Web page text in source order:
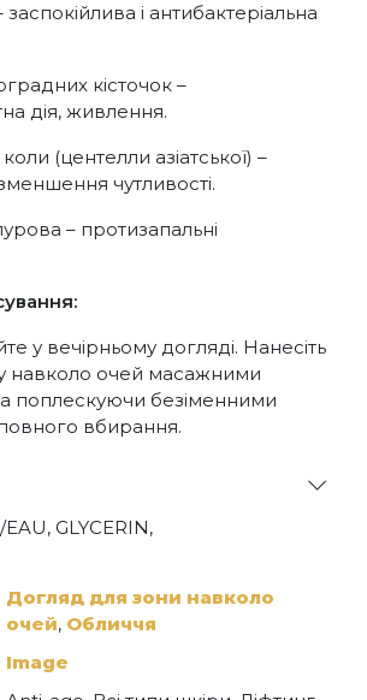
і антибактеріальна
кісточок –
дія, живлення.
(центелли азіатської) –
чутливості.
– протизапальні
у вечірньому догляді. Нанесіть
навколо очей масажними
поплескуючи безіменними
вбирання.
GLYCERIN,
GLYCERIDES, CETEARYL
MALEATE, GLYCERYL
100 STEARATE, PPG-3 BENZYL
BUTYROSPERMUM PARKII
SQUALANE, CAPRYLIC/CAPRIC
GLYCOLIC ACID, IMPERATA
Догляд для зони навколо
очей, Обличчя
Image